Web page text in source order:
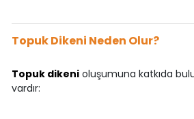
Topuk Dikeni Neden Olur?
Topuk dikenioluşumuna katkıda
vardır: